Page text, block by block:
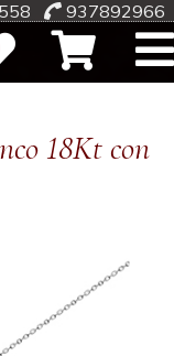
937892966
18Kt con